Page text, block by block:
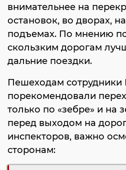
внимательнее на
остановок, во дворах,
подъемах. По мнению
скользким дорогам
дальние поездки.
Пешеходам
порекомендовали
только по «зебре» и на
перед выходом на
инспекторов, важно
сторонам: